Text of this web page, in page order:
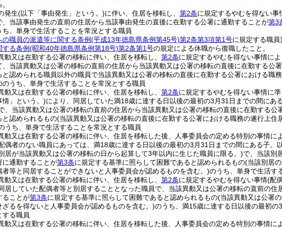
発生(以下「事由発生」という。)に伴い、住居を移転し、 第2条に規定するやむを得ない
、当該事由発生の直前の住居から当該事由発生の直後に在勤する公署に通勤することが第3
、単身で生活することを常況とする職員
職員の派遣等に関する条例(平成13年徳島県条例第45号)第2条第3項第1号に規定する職員
る条例(昭和40年徳島県条例第18号)第2条第1号の規定による休職から復職したこと。
動又は在勤する公署の移転に伴い、住居を移転し、 第2条に規定するやむを得ない事情に
、当該異動又は公署の移転の直前の住居から当該異動又は公署の移転の直後に在勤する公
と認められる職員以外の職員で当該異動又は公署の移転の直後に在勤する公署における職
うち、単身で生活することを常況とする職員
動又は在勤する公署の移転に伴い、住居を移転し、 第2条に規定するやむを得ない事情に
情」という。)により、同居していた満18歳に達する日以後の最初の3月31日までの間にあ
、当該異動又は公署の移転の直前の住居から当該異動又は公署の移転の直後に在勤する公
と認められるもの(当該異動又は公署の移転の直後に在勤する公署における職務の遂行上住
うち、単身で生活することを常況とする職員
動又は在勤する公署の移転に伴い、住居を移転した後、人事委員会の定める特別の事情に
偶者のない職員にあっては、満18歳に達する日以後の最初の3月31日までの間にある子。
居が当該異動又は公署の移転の日から起算して3年以内に生じた職員に限る。)で、当該別
に通勤することが第3条に規定する基準に照らして困難であると認められるもの(当該別居
等と同居することができないと人事委員会が認めるものを含む。)のうち、単身で生活す
動又は在勤する公署の移転に伴い、住居を移転し、 第2条に規定するやむを得ない事情(配
居していた配偶者等と別居することとなった職員で、当該異動又は公署の移転の直前の
ることが第3条に規定する基準に照らして困難であると認められるもの(当該異動又は公署
るを得ないと人事委員会が認めるものを含む。)のうち、満15歳に達する日以後の最初
する職員
動又は在勤する公署の移転に伴い、住居を移転した後、人事委員会の定める特別の事情に